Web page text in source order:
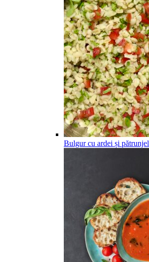
Bulgur cu ardei și pătrunjel